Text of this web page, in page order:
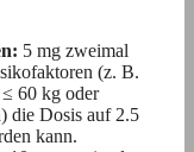
5 mg zweimal
(z. B.
60 kg oder
die Dosis auf 2.5
kann.